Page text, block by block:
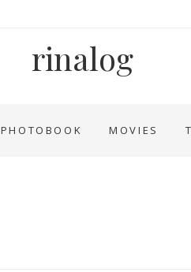
rinalog
PHOTOBOOK MOVIES